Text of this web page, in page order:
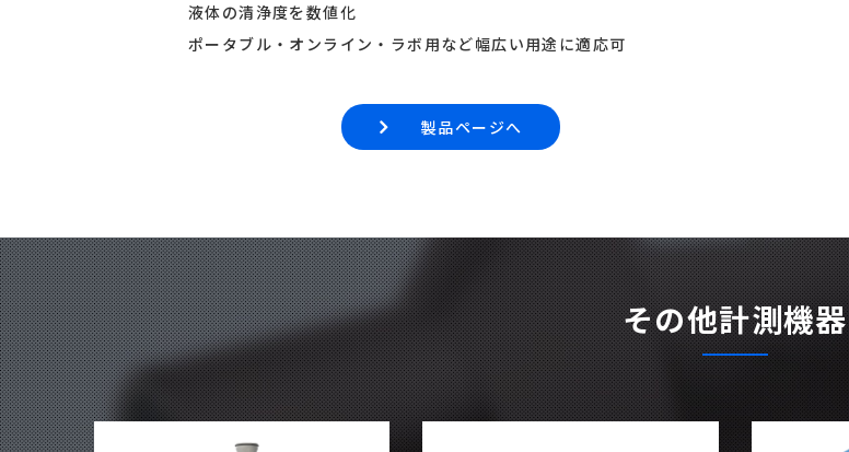
液体の清浄度を数値化
ポータブル・オンライン・ラボ用など幅広い用途に適応可
製品ページへ
その他計測機器